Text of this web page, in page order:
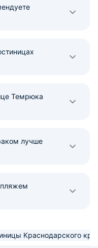
Темрюка
лучше
Краснодарского